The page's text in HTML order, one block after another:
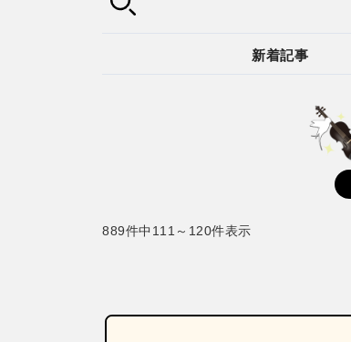
新着記事
889件中111～120件表示